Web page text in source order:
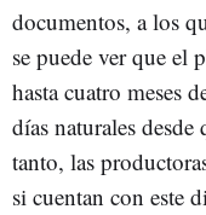
documentos, a los
se puede ver que el
hasta cuatro meses
días naturales
tanto, las
si cuentan con este